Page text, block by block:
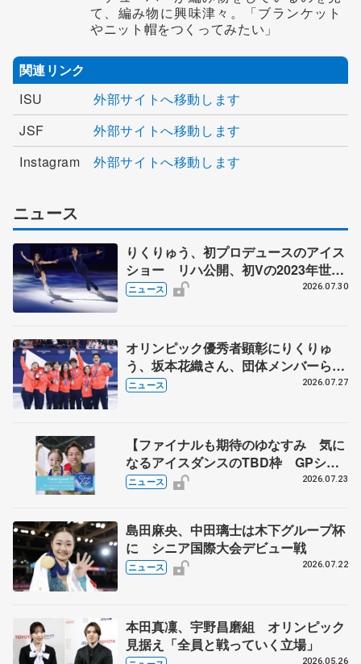
て、編み物に興味津々。「ブランケット
やニット帽をつくってみたい」
関連リンク
ISU
外部サイトへ移動します
JSF
外部サイトへ移動します
Instagram
外部サイトへ移動します
ニュース
りくりゅう、初プロデュースのアイス
ショー リハ公開、初Vの2023年世界
選手権のSP披露 ハゼボロ、チョク
ニュース 2026.07.30
オリンピック優秀者顕彰にりくりゅ
う、坂本花織さん、団体メンバーら
8月7日に文科省が表彰式、ブルーノ・
ニュース 2026.07.27
【ファイナルも期待のゆなすみ 気に
なるアイスダンスのTBD枠 GPシリ
ーズ展望③ペア・アイスダンス編】
ニュース 2026.07.23
島田麻央、中田璃士は木下グループ杯
に シニア国際大会デビュー戦
ニュース 2026.07.22
本田真凜、宇野昌磨組 オリンピック
見据え「全員と戦っていく立場」
2026.05.26